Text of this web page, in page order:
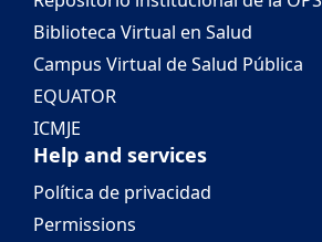
Biblioteca Virtual en Salud
Campus Virtual de Salud Pública
EQUATOR
ICMJE
Help and services
Política de privacidad
Permissions